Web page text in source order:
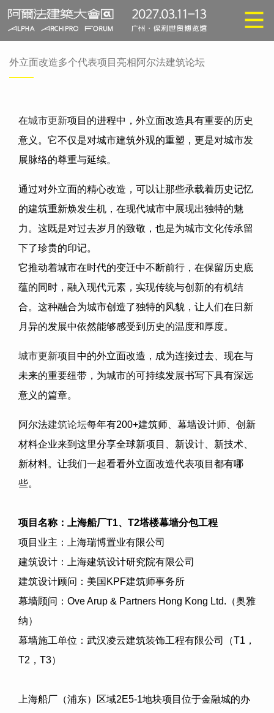
外立面改造多个代表项目亮相阿尔法建筑论坛
在城市更新项目的进程中，外立面改造具有重要的历史
意义。它不仅是对城市建筑外观的重塑，更是对城市发
展脉络的尊重与延续。
通过对外立面的精心改造，可以让那些承载着历史记忆
的建筑重新焕发生机，在现代城市中展现出独特的魅
力。这既是对过去岁月的致敬，也是为城市文化传承留
下了珍贵的印记。
它推动着城市在时代的变迁中不断前行，在保留历史底
蕴的同时，融入现代元素，实现传统与创新的有机结
合。这种融合为城市创造了独特的风貌，让人们在日新
月异的发展中依然能够感受到历史的温度和厚度。
城市更新项目中的外立面改造，成为连接过去、现在与
未来的重要纽带，为城市的可持续发展书写下具有深远
意义的篇章。
阿尔法建筑论坛每年有200+建筑师、幕墙设计师、创新
材料企业来到这里分享全球新项目、新设计、新技术、
新材料。让我们一起看看外立面改造代表项目都有哪
些。
项目名称： 上海船厂T1、 T2塔楼幕墙分包工程
项目业主：上海瑞博置业有限公司
建筑设计：上海建筑设计研究院有限公司
建筑设计顾问：美国 KPF建筑师事务所
幕墙顾问： Ove Arup & Partners Hong Kong Ltd. （奥雅
纳）
幕墙施工单位：武汉凌云建筑装饰工程有限公司（T1 ，
T2 ， T3）
上海船厂（浦东）区域2E5-1地块项目位于金融城的办